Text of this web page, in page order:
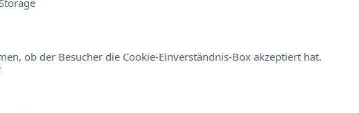
ob der Besucher die Cookie-Einverständnis-Box akzeptiert hat.